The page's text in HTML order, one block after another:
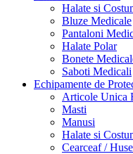
Halate si
Bluze Medicale
Pantaloni
Halate Polar
Bonete
Saboti Medicali
Echipamente de
Articole Unica
Masti
Manusi
Halate si
Cearceaf /